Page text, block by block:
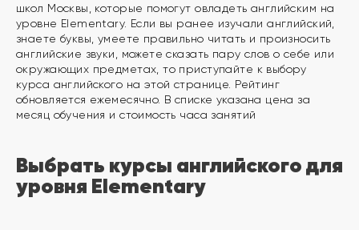
Новые
группы
Ищу курс:
английского
Выбрать
другой
Москва
Выбрать
другой
школ Москвы, которые помогут овладеть английским на
уровне Elementary. Если вы ранее изучали английский,
знаете буквы, умеете правильно читать и произносить
английские звуки, можете сказать пару слов о себе или
окружающих предметах, то приступайте к выбору
курса английского на этой странице. Рейтинг
обновляется ежемесячно. В списке указана цена за
месяц обучения и стоимость часа занятий
Выбрать курсы английского для
уровня Elementary